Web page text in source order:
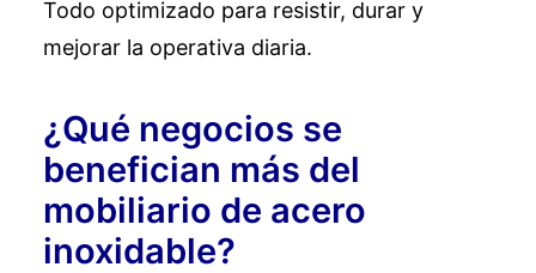
Todo optimizado para resistir, durar y
mejorar la operativa diaria.
¿Qué negocios se
benefician más del
mobiliario de acero
inoxidable?